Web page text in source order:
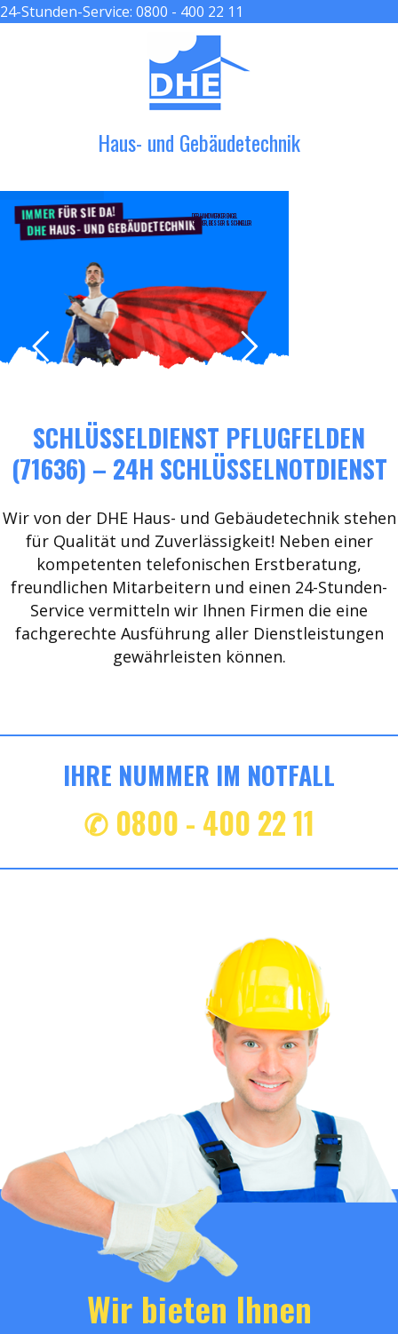
24-Stunden-Service: 0800 - 400 22 11
Haus- und Gebäudetechnik
IMMERFÜR SIE DA!
DHEHAUS- UND GEBÄUDETECHNIK
DER HANDWERKER ENGEL
GRÖßER, BESSER & SCHNELLER
SCHLÜSSELDIENST PFLUGFELDEN
(71636) – 24H SCHLÜSSELNOTDIENST
Wir von der DHE Haus- und Gebäudetechnik stehen
für Qualität und Zuverlässigkeit! Neben einer
kompetenten telefonischen Erstberatung,
freundlichen Mitarbeitern und einen 24-Stunden-
Service vermitteln wir Ihnen Firmen die eine
fachgerechte Ausführung aller Dienstleistungen
gewährleisten können.
IHRE NUMMER IM NOTFALL
✆ 0800 - 400 22 11
Wir bieten Ihnen